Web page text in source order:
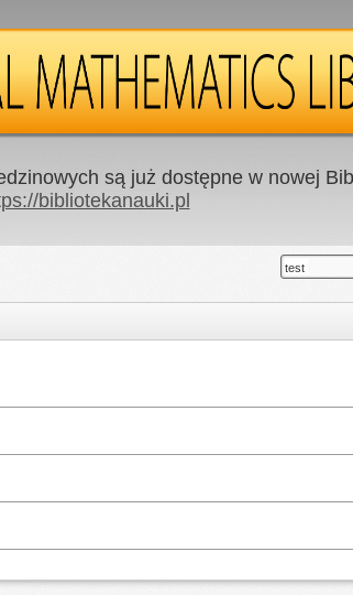
są już dostępne w nowej
bibliotekanauki.pl
test